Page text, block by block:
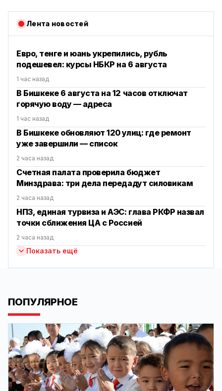
Лента новостей
Евро, тенге и юань укрепились, рубль
подешевел: курсы НБКР на 6 августа
1 час назад
В Бишкеке 6 августа на 12 часов отключат
горячую воду — адреса
1 час назад
В Бишкеке обновляют 120 улиц: где ремонт
уже завершили — список
2 часа назад
Счетная палата проверила бюджет
Минздрава: три дела передадут силовикам
2 часа назад
НПЗ, единая турвиза и АЭС: глава РКФР назвал
точки сближения ЦА с Россией
2 часа назад
Показать ещё
ПОПУЛЯРНОЕ